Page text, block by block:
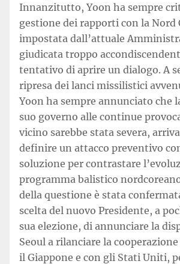
Innanzitutto, Yoon ha sempre
gestione dei rapporti con la Nord
impostata dall’attuale
giudicata troppo
tentativo di aprire un dialogo. A
ripresa dei lanci missilistici
Yoon ha sempre annunciato che
suo governo alle continue
vicino sarebbe stata severa,
definire un attacco preventivo
soluzione per contrastare
programma balistico
della questione è stata
scelta del nuovo Presidente, a
sua elezione, di annunciare la
Seoul a rilanciare la
il Giappone e con gli Stati Uniti,